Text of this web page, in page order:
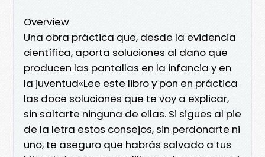
Overview
Una obra práctica que, desde la evidencia
científica, aporta soluciones al daño que
producen las pantallas en la infancia y en
la juventud«Lee este libro y pon en práctica
las doce soluciones que te voy a explicar,
sin saltarte ninguna de ellas. Si sigues al pie
de la letra estos consejos, sin perdonarte ni
uno, te aseguro que habrás salvado a tus